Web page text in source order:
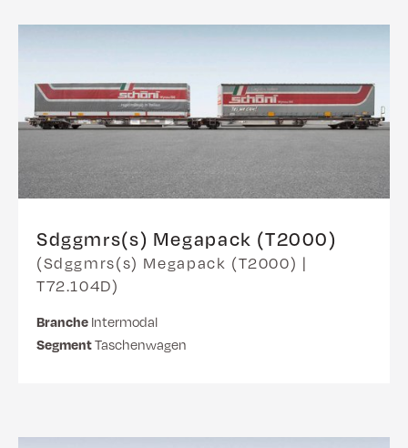
Sdggmrs(s) Megapack (T2000)
(Sdggmrs(s) Megapack (T2000) |
T72.104D)
Branche Intermodal
SegmentTaschenwagen